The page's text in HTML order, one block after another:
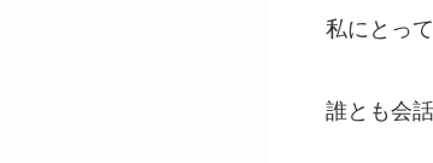
私にとっ
誰とも会